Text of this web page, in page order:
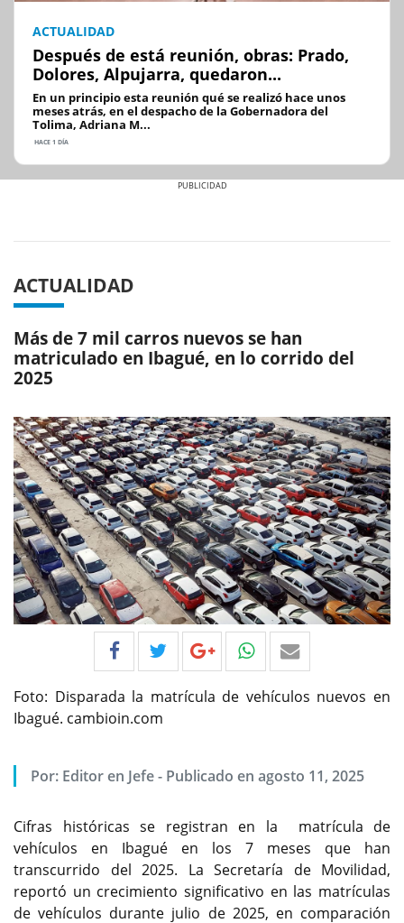
ACTUALIDAD
Después de está reunión, obras: Prado,
Dolores, Alpujarra, quedaron...
En un principio esta reunión qué se realizó hace unos
meses atrás, en el despacho de la Gobernadora del
Tolima, Adriana M...
HACE 1 DÍA
ACTUALIDAD
Más de 7 mil carros nuevos se han
matriculado en Ibagué, en lo corrido del
2025
Foto: Disparada la matrícula de vehículos nuevos en
Ibagué. cambioin.com
Por: Editor en Jefe- Publicado en agosto 11, 2025
Cifras históricas se registran en la matrícula de
vehículos en Ibagué en los 7 meses que han
transcurrido del 2025. La Secretaría de Movilidad,
reportó un crecimiento significativo en las matrículas
de vehículos durante julio de 2025, en comparación